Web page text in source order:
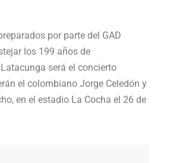
por parte del GAD
los 199 años de
será el concierto
el colombiano Jorge Celedón y
en el estadio La Cocha el 26 de